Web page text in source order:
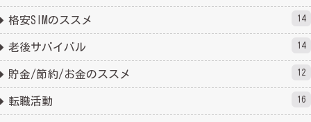
格安SIMのススメ 14
老後サバイバル 14
貯金/節約/お金のススメ 12
転職活動 16